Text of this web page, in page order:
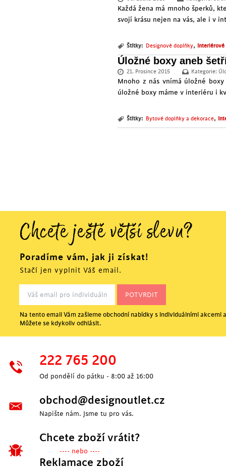
Každá žena má mnoho šperků,
svojí krásu nejen na vás, ale i v
Štítky: Designové doplňky,
Úložné boxy aneb
21. Prosince 2015 Kategorie:
Mnoho z nás vnímá úložné
úložné boxy máme v interiéru i
Štítky: Bytové doplňky a dekorace,
Chcete ještě větší slevu?
Poradíme vám, jak ji získat!
Stačí jen vyplnit Váš email.
Na tento email Vám zašleme obchodní nabídky s individuálními akcemi
Můžete se kdykoliv odhlásit.
222 765 200
Od pondělí do pátku - 8:00 až 16:00
obchod@designoutlet.cz
Napište nám. Jsme tu pro vás.
Chcete zboží vrátit?
---- nebo ----
Reklamace zboží